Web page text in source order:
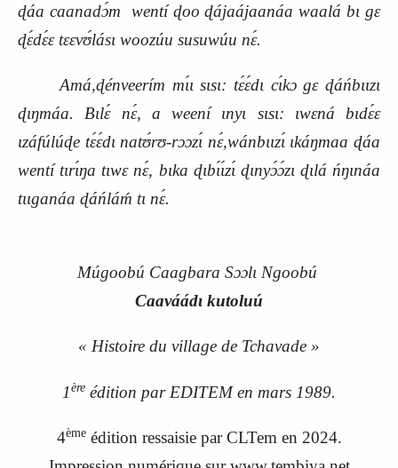
ɖáa caanadɔ́m wentí ɖoo ɖájaájaanáa waalá bɩ gɛ
ɖɛ́dɛ́ɛ tɛɛvʊ́lásɩ woozúu susuwúu nɛ́.
Amá,ɖénveerím mɩ́ɩ sɩsɩ: tɛ́ɛ́dɩ cɩ́kɔ gɛ ɖáńbɩɩzɩ
ɖɩŋmáa. Bɩlɛ́ nɛ́, a weení ɩnyɩ sɩsɩ: ɩwɛná bɩdɛ́ɛ
ɩzáfúlúɖe tɛ́ɛ́dɩ natʊ́rʊ-rɔɔzɩ́ nɛ́,wánbɩɩzɩ́ ɩkáŋmaa ɖáa
wentí tɩrɩ́ŋa tɩwɛ nɛ́, bɩka ɖɩbɩ́ɩ́zɩ́ ɖɩnyɔ́ɔ́zɩ ɖɩlá ńŋɩnáa
tɩɩganáa ɖáńláḿ tɩ nɛ́.
Múgoobú Caagbara Sɔɔlɩ Ngoobú
Caaváádɩ kutoluú
« Histoire du village de Tchavade »
1 ère édition par EDITEM en mars 1989.
4èmeédition ressaisie par CLTem en 2024.